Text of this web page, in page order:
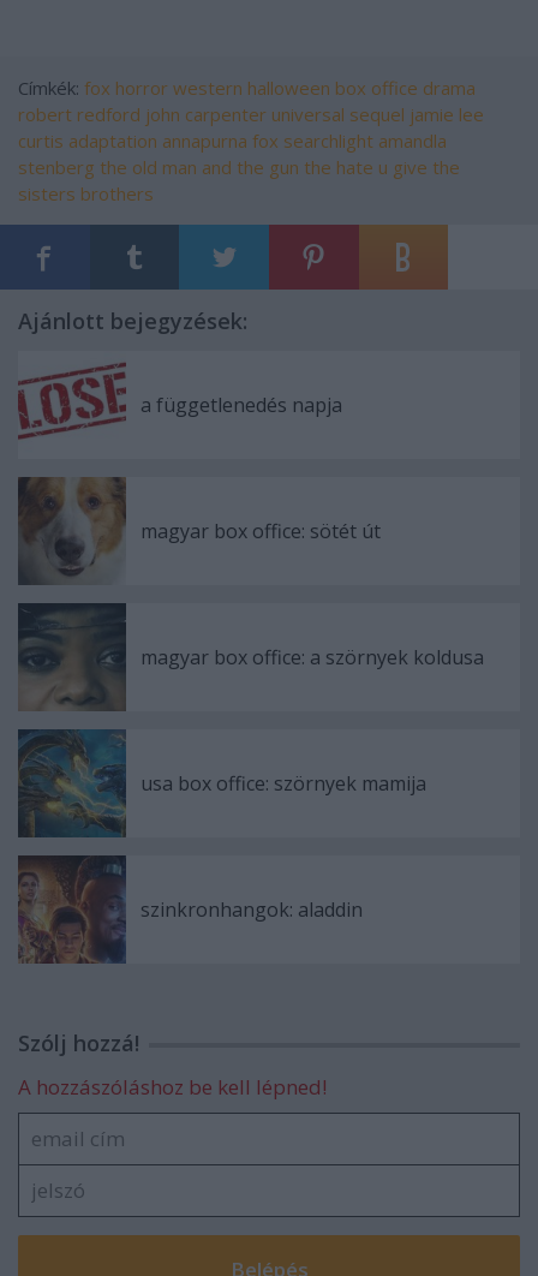
Címkék: fox horror western halloween box office drama
robert redford john carpenter universal sequel jamie lee
curtis adaptation annapurna fox searchlight amandla
stenberg the old man and the gun the hate u give the
sisters brothers
Ajánlott bejegyzések:
a függetlenedés napja
magyar box office: sötét út
magyar box office: a szörnyek koldusa
usa box office: szörnyek mamija
szinkronhangok: aladdin
Szólj hozzá!
A hozzászóláshoz be kell lépned!